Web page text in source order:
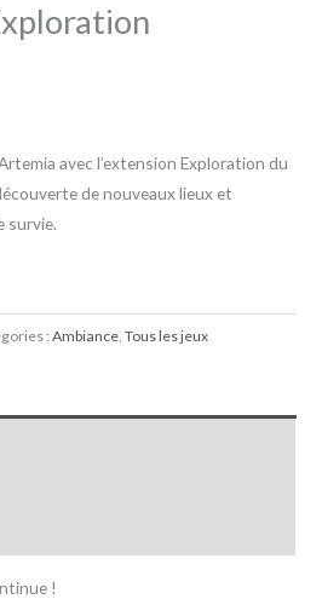
avec l’extension Exploration du
de nouveaux lieux et
survie.
:Ambiance ,Tous les jeux
!